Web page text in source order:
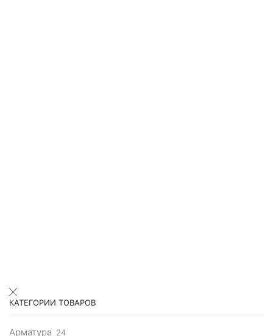
КАТЕГОРИИ ТОВАРОВ
Арматура 24